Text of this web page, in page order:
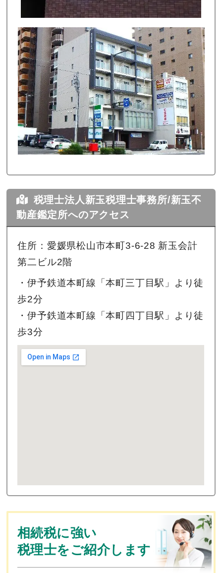
税理士法人新玉税理士事務所/新玉不
動産鑑定所へのアクセス
住所：愛媛県松山市本町3-6-28 新玉会計
第二ビル2階
・伊予鉄道本町線「本町三丁目駅」より徒
歩2分
・伊予鉄道本町線「本町四丁目駅」より徒
歩3分
相続税に強い
税理士をご紹介します